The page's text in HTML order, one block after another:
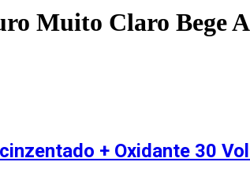
Muito Claro Bege
+ Oxidante 30